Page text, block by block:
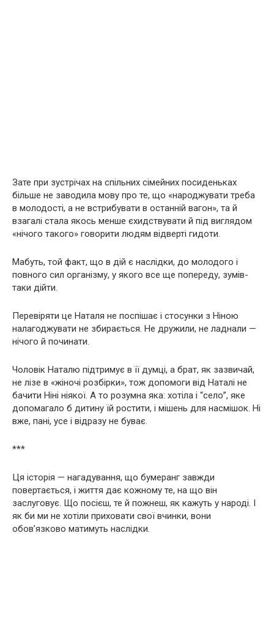
Зате при зустрічах на спільних сімейних посиденьках
більше не заводила мову про те, що «народжувати треба
в молодості, а не встрибувати в останній вагон», та й
взагалі стала якось менше єхидствувати й під виглядом
«нічого такого» говорити людям відверті гидоти.
Мабуть, той факт, що в дій є наслідки, до молодого і
повного сил організму, у якого все ще попереду, зумів-
таки дійти.
Перевіряти це Наталя не поспішає і стосунки з Ніною
налагоджувати не збирається. Не дружили, не ладнали —
нічого й починати.
Чоловік Наталю підтримує в її думці, а брат, як зазвичай,
не лізе в «жіночі розбірки», тож допомоги від Наталі не
бачити Ніні ніякої. А то розумна яка: хотіла і “село”, яке
допомагало б дитину їй ростити, і мішень для насмішок. Ні
вже, пані, усе і відразу не буває.
***
Ця історія — нагадування, що бумеранг завжди
повертається, і життя дає кожному те, на що він
заслуговує. Що посієш, те й пожнеш, як кажуть у народі. І
як би ми не хотіли приховати свої вчинки, вони
обов’язково матимуть наслідки.